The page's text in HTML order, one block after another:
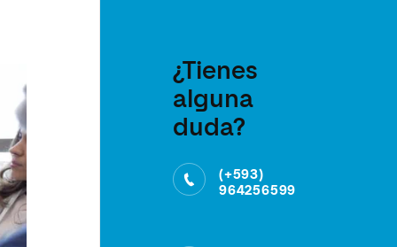
¿Tienes
alguna
duda?
(+593)
964256599